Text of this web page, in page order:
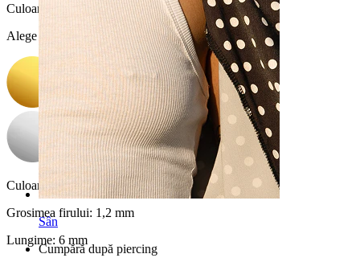
Sân
Cumpără după piercing
Culoare
Alege Culoare
Culoare piatră:Transparent
Grosimea firului: 1,2 mm
Lungime: 6 mm